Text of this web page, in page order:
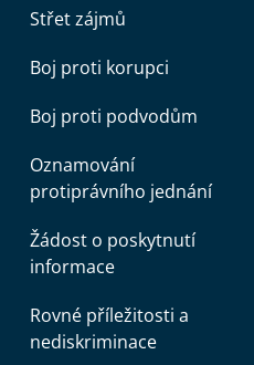
Střet zájmů
Boj proti korupci
Boj proti podvodům
Oznamování
protiprávního jednání
Žádost o poskytnutí
informace
Rovné příležitosti a
nediskriminace